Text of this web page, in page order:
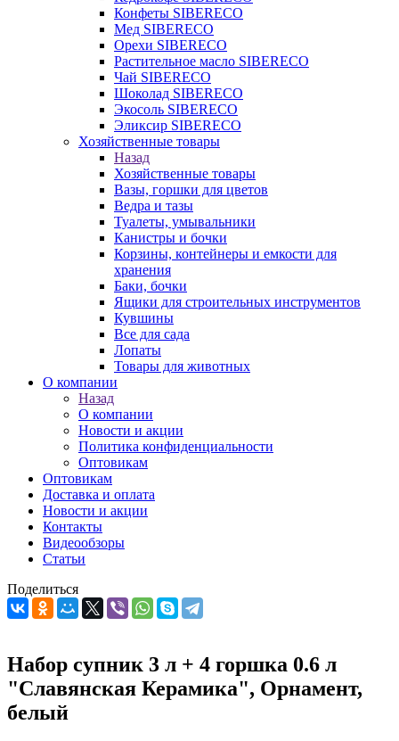
Конфеты SIBERECO
Мед SIBERECO
Орехи SIBERECO
Растительное масло SIBERECO
Чай SIBERECO
Шоколад SIBERECO
Экосоль SIBERECO
Эликсир SIBERECO
Хозяйственные товары
Назад
Хозяйственные товары
Вазы, горшки для цветов
Ведра и тазы
Туалеты, умывальники
Канистры и бочки
Корзины, контейнеры и емкости для
хранения
Баки, бочки
Ящики для строительных инструментов
Кувшины
Все для сада
Лопаты
Товары для животных
О компании
Назад
О компании
Новости и акции
Политика конфиденциальности
Оптовикам
Оптовикам
Доставка и оплата
Новости и акции
Контакты
Видеообзоры
Статьи
Поделиться
Набор супник 3 л + 4 горшка 0.6 л
"Славянская Керамика", Орнамент,
белый